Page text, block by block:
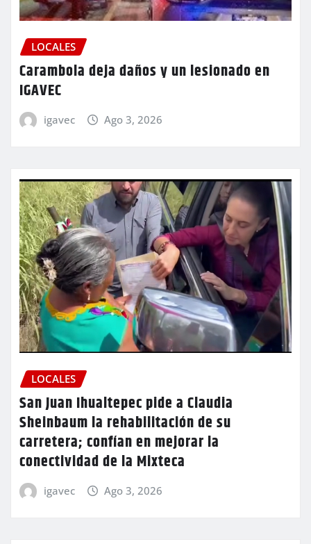
LOCALES
Carambola deja daños y un lesionado en
IGAVEC
igavec Ago 3, 2026
LOCALES
San Juan Ihualtepec pide a Claudia
Sheinbaum la rehabilitación de su
carretera; confían en mejorar la
conectividad de la Mixteca
igavec Ago 3, 2026